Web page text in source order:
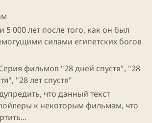
5 000 лет после того, как он был
силами египетских богов
фильмов "28 дней спустя", "28
"28 лет спустя"
что данный текст
к некоторым фильмам, что